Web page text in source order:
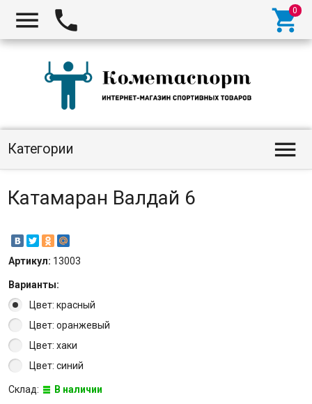
  
Категории 
Катамаран Валдай 6
Артикул: 13003
Варианты:
Цвет: красный
Цвет: оранжевый
Цвет: хаки
Цвет: синий
Склад: В наличии